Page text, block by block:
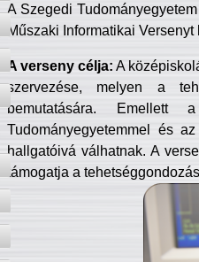
A Szegedi
Műszaki Informatikai
A verseny célja: A
szervezése, melyen a
bemutatására. Emellett
Tudományegyetemmel és
hallgatóivá válhatnak. A
támogatja a